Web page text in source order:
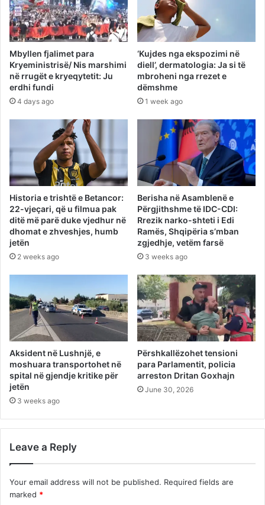
Mbyllen fjalimet para
Kryeministrisë/ Nis marshimi
në rrugët e kryeqytetit: Ju
erdhi fundi
4 days ago
‘Kujdes nga ekspozimi në
diell’, dermatologia: Ja si të
mbroheni nga rrezet e
dëmshme
1 week ago
Historia e trishtë e Betancor:
22-vjeçari, që u filmua pak
ditë më parë duke vjedhur në
dhomat e zhveshjes, humb
jetën
2 weeks ago
Berisha në Asamblenë e
Përgjithshme të IDC-CDI:
Rrezik narko-shteti i Edi
Ramës, Shqipëria s’mban
zgjedhje, vetëm farsë
3 weeks ago
Aksident në Lushnjë, e
moshuara transportohet në
spital në gjendje kritike për
jetën
3 weeks ago
Përshkallëzohet tensioni
para Parlamentit, policia
arreston Dritan Goxhajn
June 30, 2026
Leave a Reply
Your email address will not be published. Required fields are
marked *